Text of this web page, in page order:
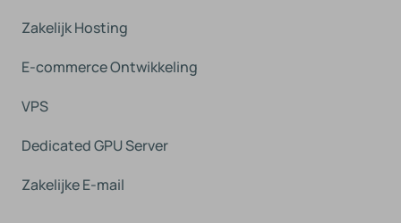
Zakelijk Hosting
E-commerce Ontwikkeling
VPS
Dedicated GPU Server
Zakelijke E-mail